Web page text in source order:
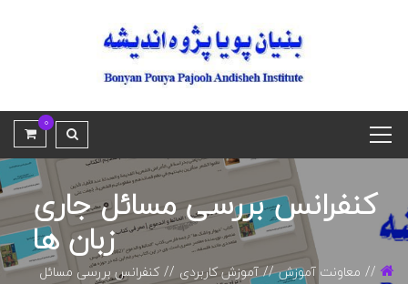
0
کنفرانس بررسی مسائل جاری
زبان ها
معاونت آموزش آموزش کاربردی
کنفرانس بررسی مسائل